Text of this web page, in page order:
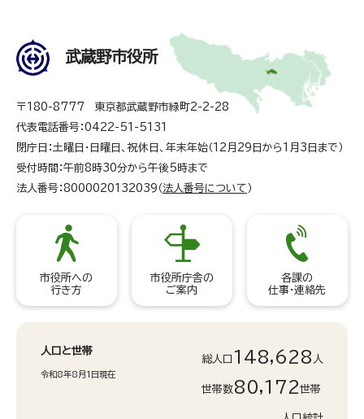
武蔵野市役所
〒180-8777 東京都武蔵野市緑町2-2-28
代表電話番号：0422-51-5131
閉庁日：土曜日・日曜日、祝休日、年末年始（12月29日から1月3日まで）
受付時間：午前8時30分から午後5時まで
法人番号：8000020132039（ 法人番号について ）
市役所への
行き方
市役所庁舎の
ご案内
各課の
仕事・連絡先
人口と世帯
令和8年8月1日現在
総人口 148,628 人
世帯数80,172世帯